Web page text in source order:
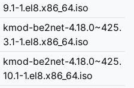
9.1-1.el8.x86_64.iso
kmod-be2net-4.18.0~425.
3.1-1.el8.x86_64.iso
kmod-be2net-4.18.0~425.
10.1-1.el8.x86_64.iso